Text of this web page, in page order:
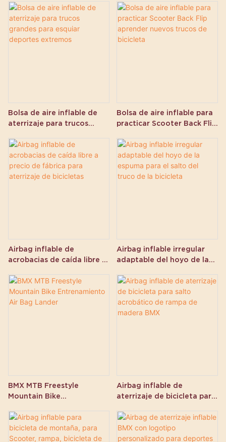
Bolsa de aire inflable de
aterrizaje para trucos
deportes extremos
Bolsa de aire inflable para
practicar Scooter Back Flip
bicicleta
Airbag inflable de
acrobacias de caída libre a
aterrizaje de bicicletas
Airbag inflable irregular
adaptable del hoyo de la
truco de la bicicleta
BMX MTB Freestyle
Mountain Bike
Lander
Airbag inflable de
aterrizaje de bicicleta para
de madera BMX